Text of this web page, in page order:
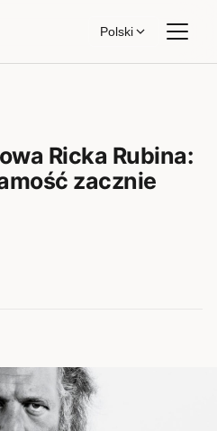
Polski
Ricka Rubina:
zacznie